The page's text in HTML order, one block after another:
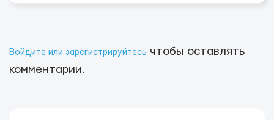
Войдите или зарегистрируйтесь чтобы оставлять
комментарии.